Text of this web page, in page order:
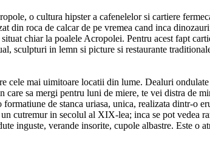
o cultura hipster a cafenelelor si cartiere
din roca de calcar de pe vremea cand inca
chiar la poalele Acropolei. Pentru acest fapt
sculpturi in lemn si picture si restaurante
cele mai uimitoare locatii din lume. Dealuri
care sa mergi pentru luni de miere, te vei distra de
de stanca uriasa, unica, realizata dintr-o
cutremur in secolul al XIX-lea; inca se pot
inguste, verande insorite, cupole albastre. Este